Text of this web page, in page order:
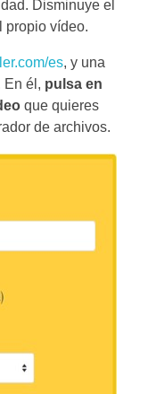
Disminuye el
propio vídeo.
es, y una
En él, pulsa en
que quieres
de archivos.